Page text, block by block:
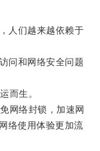
人们越来越依赖于
问和网络安全问题
而生。
网络封锁，加速网
络使用体验更加流